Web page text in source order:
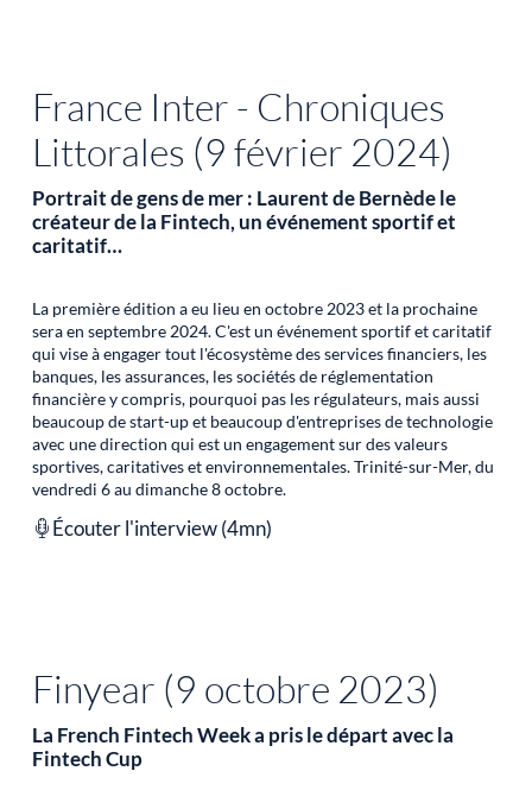
France Inter - Chroniques
Littorales (9 février 2024)
Portrait de gens de mer : Laurent de Bernède le
créateur de la Fintech, un événement sportif et
caritatif…
La première édition a eu lieu en octobre 2023 et la prochaine
sera en septembre 2024. C'est un événement sportif et caritatif
qui vise à engager tout l'écosystème des services financiers, les
banques, les assurances, les sociétés de réglementation
financière y compris, pourquoi pas les régulateurs, mais aussi
beaucoup de start-up et beaucoup d'entreprises de technologie
avec une direction qui est un engagement sur des valeurs
sportives, caritatives et environnementales. Trinité-sur-Mer, du
vendredi 6 au dimanche 8 octobre.
Écouter l'interview (4mn)
Finyear (9 octobre 2023)
La French Fintech Week a pris le départ avec la
Fintech Cup